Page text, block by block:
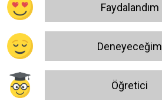
Faydalandım
Deneyeceğim
Öğretici